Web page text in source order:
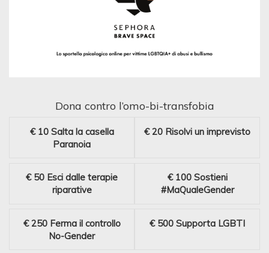
Dona contro l’omo-bi-transfobia
€ 10 Salta la casella
Paranoia
€ 20 Risolvi un imprevisto
€ 50 Esci dalle terapie
riparative
€ 100 Sostieni
#MaQualeGender
€ 250 Ferma il controllo
No-Gender
€ 500 Supporta LGBTI